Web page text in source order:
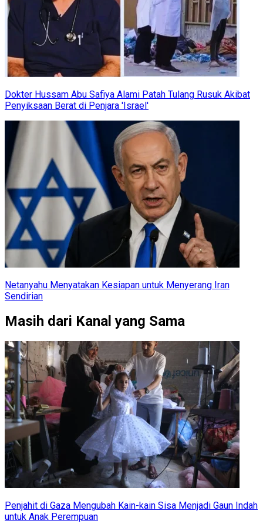
Dokter Hussam Abu Safiya Alami Patah Tulang Rusuk Akibat
Penyiksaan Berat di Penjara 'Israel'
Netanyahu Menyatakan Kesiapan untuk Menyerang Iran
Sendirian
Masih dari Kanal yang Sama
Penjahit di Gaza Mengubah Kain-kain Sisa Menjadi Gaun Indah
untuk Anak Perempuan